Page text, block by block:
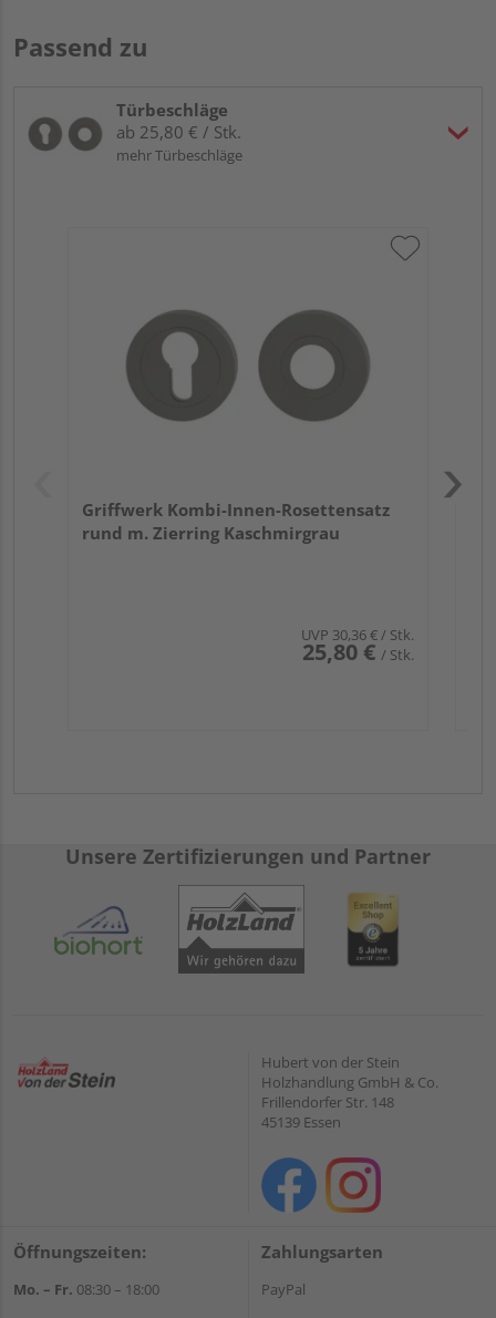
Passend zu
Türbeschläge
ab 25,80 € / Stk.
mehr Türbeschläge
Griffwerk Kombi-Innen-Rosettensatz
rund m. Zierring Kaschmirgrau
UVP 30,36 €/ Stk.
25,80 € / Stk.
Unsere Zertifizierungen und Partner
Hubert von der Stein
Holzhandlung GmbH & Co.
Frillendorfer Str. 148
45139 Essen
Öffnungszeiten:
Mo. – Fr. 08:30 – 18:00
Zahlungsarten
PayPal